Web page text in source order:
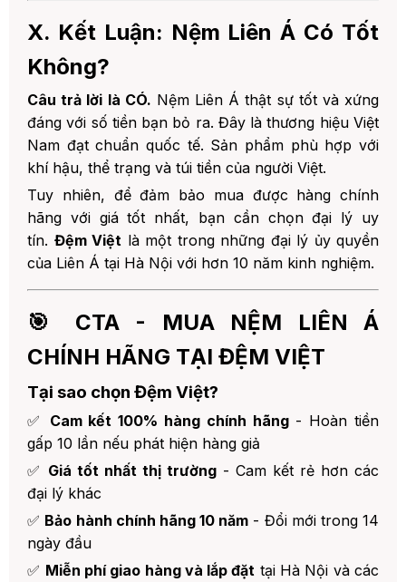
X. Kết Luận: Nệm Liên Á Có Tốt
Không?
Câu trả lời là CÓ. Nệm Liên Á thật sự tốt và xứng
đáng với số tiền bạn bỏ ra. Đây là thương hiệu Việt
Nam đạt chuẩn quốc tế. Sản phẩm phù hợp với
khí hậu, thể trạng và túi tiền của người Việt.
Tuy nhiên, để đảm bảo mua được hàng chính
hãng với giá tốt nhất, bạn cần chọn đại lý uy
tín. Đệm Việt là một trong những đại lý ủy quyền
của Liên Á tại Hà Nội với hơn 10 năm kinh nghiệm.
🎯 CTA - MUA NỆM LIÊN Á
CHÍNH HÃNG TẠI ĐỆM VIỆT
Tại sao chọn Đệm Việt?
✅ Cam kết 100% hàng chính hãng- Hoàn tiền
gấp 10 lần nếu phát hiện hàng giả
✅ Giá tốt nhất thị trường - Cam kết rẻ hơn các
đại lý khác
✅ Bảo hành chính hãng 10 năm - Đổi mới trong 14
ngày đầu
✅ Miễn phí giao hàng và lắp đặt tại Hà Nội và các